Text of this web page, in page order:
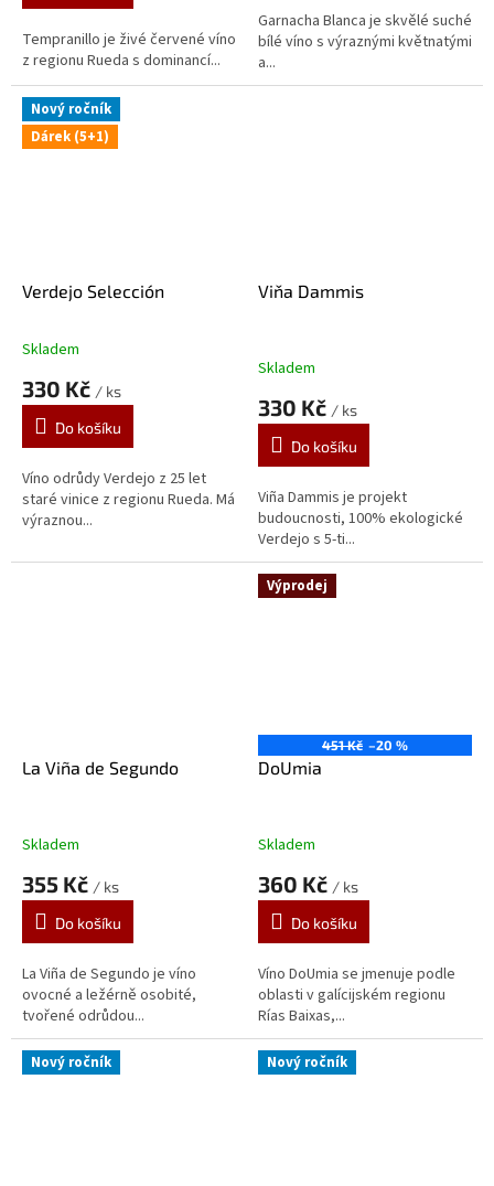
Tempranillo je živé červené víno
z regionu Rueda s dominancí...
5
hvězdiček.
Garnacha Blanca je skvělé suché
bílé víno s výraznými květnatými
a...
Nový ročník
Dárek (5+1)
Verdejo Selección
Průměrné
produktu
5,0
5
hvězdiček.
Skladem
330 Kč / ks
Do košíku
Víno odrůdy Verdejo z 25 let
staré vinice z regionu Rueda. Má
výraznou...
Viňa Dammis
Skladem
330 Kč / ks
Do košíku
Viña Dammis je projekt
budoucnosti, 100% ekologické
Verdejo s 5-ti...
La Viña de Segundo
Skladem
355 Kč / ks
Do košíku
La Viña de Segundo je víno
ovocné a ležérně osobité,
tvořené odrůdou...
Výprodej
451 Kč –20 %
DoUmia
Skladem
360 Kč / ks
Do košíku
Víno DoUmia se jmenuje podle
oblasti v galícijském regionu
Rías Baixas,...
Nový ročník Nový ročník